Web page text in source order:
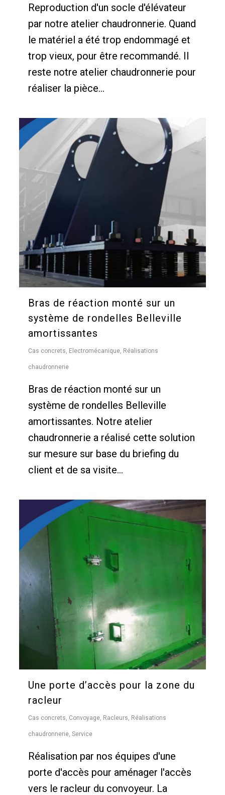
Reproduction d'un socle d'élévateur
par notre atelier chaudronnerie. Quand
le matériel a été trop endommagé et
trop vieux, pour être recommandé. Il
reste notre atelier chaudronnerie pour
réaliser la pièce...
Bras de réaction monté sur un
système de rondelles Belleville
amortissantes
Cas concrets, Electromécanique, Réalisations
chaudronnerie
Bras de réaction monté sur un
système de rondelles Belleville
amortissantes. Notre atelier
chaudronnerie a réalisé cette solution
sur mesure sur base du briefing du
client et de sa visite...
Une porte d’accès pour la zone du
racleur
Cas concrets Convoyage Racleurs Réalisations
chaudronnerie ,Service
Réalisation par nos équipes d'une
porte d'accès pour aménager l'accès
vers le racleur du convoyeur. La